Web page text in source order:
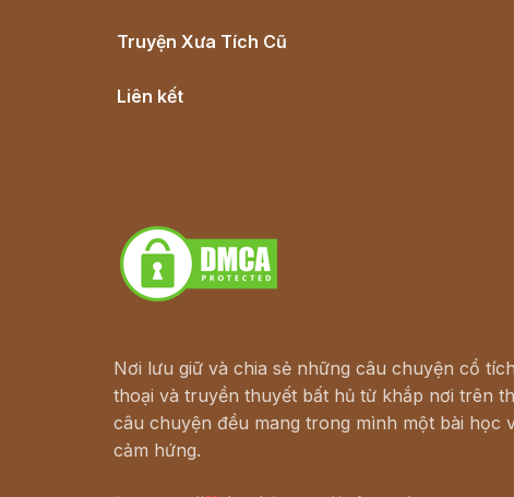
Truyện Xưa Tích Cũ
Liên kết
Nơi lưu giữ và chia sẻ những câu chuyện cổ
thoại và truyền thuyết bất hủ từ khắp nơi trên
câu chuyện đều mang trong mình một bài học
cảm hứng.